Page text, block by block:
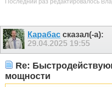
Последний раз редактировалось
Карабас сказал(-а):
29.04.2025 19:55
Re:
мощности